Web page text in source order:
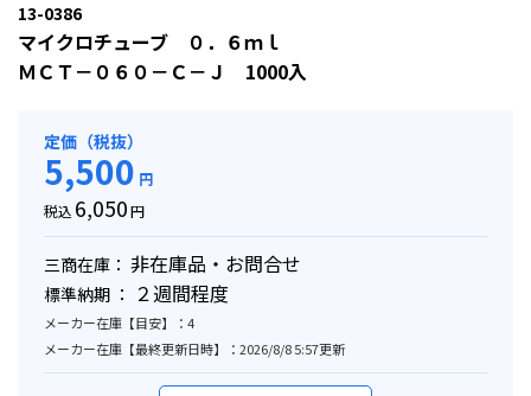
13-0386
マイクロチューブ ０．６ｍｌ
ＭＣＴ－０６０－Ｃ－Ｊ 1000入
定価（税抜）
5,500 円
税込 6,050円
三商在庫： 非在庫品・お問合せ
標準納期 ： ２週間程度
メーカー在庫【目安】：4
メーカー在庫【最終更新日時】：2026/8/8 5:57更新